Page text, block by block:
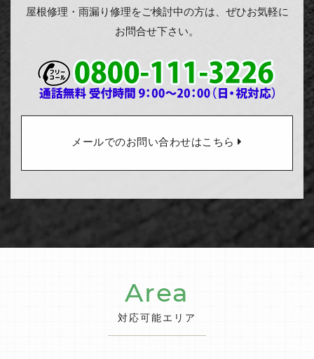
屋根修理・雨漏り修理をご検討中の方は、ぜひお気軽に
お問合せ下さい。
メールでのお問い合わせはこちら
Area
対応可能エリア